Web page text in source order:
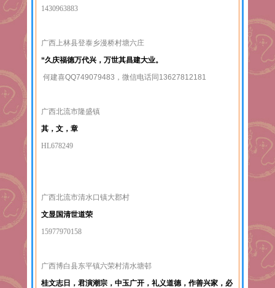
1430963883
广西上林县登泰乡漫桥村塘六庄
“久庆福德万代兴，万世其昌建大业。
何建喜QQ749079483，微信电话同13627812181
广西北流市隆盛镇
其，文，章
HL678249
广西北流市清水口镇大郡村
文显国清世道荣
15977970158
广西博白县东平镇六荣村清水塘邨
桂文志日，君演潮宗，中玉广开，礼义道德，作善兴家，必